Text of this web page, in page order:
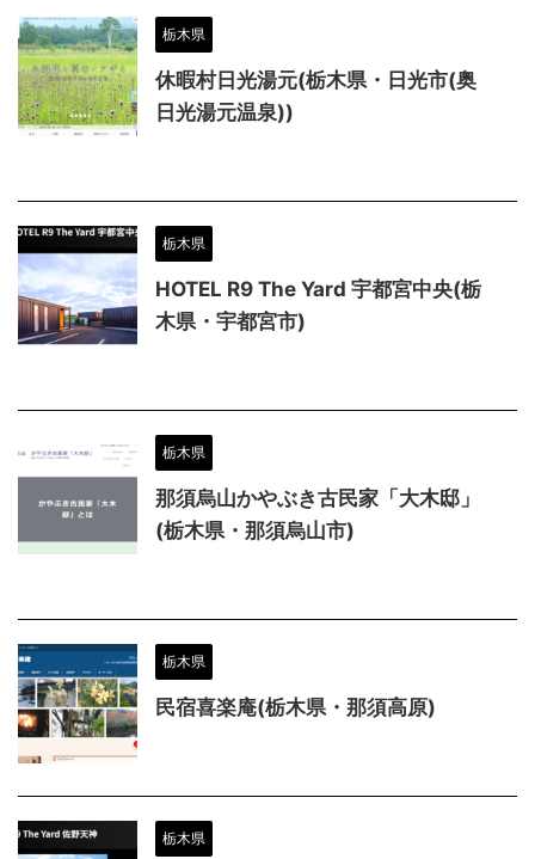
栃木県
休暇村日光湯元(栃木県・日光市(奥
日光湯元温泉))
栃木県
HOTEL R9 The Yard 宇都宮中央(栃
木県・宇都宮市)
栃木県
那須烏山かやぶき古民家「大木邸」
(栃木県・那須烏山市)
栃木県
民宿喜楽庵(栃木県・那須高原)
栃木県